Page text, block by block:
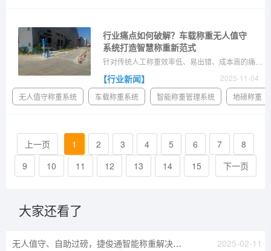
【行业新闻】
行业痛点如何破解？车载称重无人值守
系统打造智慧称重新范式
2025-11-04
无人值守称重系统 车载称重系统 智能称重管理系统 地磅称重
上一页 1 2 3 4 5 6 7
8
9
10 11 12 13 14 15 下一页
大家还看了
无人值守、自助过磅，捷俊通智能称重解决方案让物流更高效 2025-02-11